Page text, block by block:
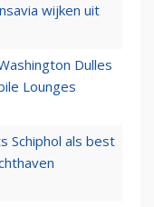
wijken uit
Dulles
Lounges
Schiphol als best